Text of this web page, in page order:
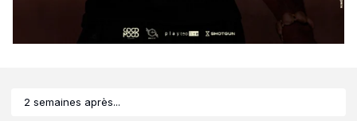
2 semaines après...